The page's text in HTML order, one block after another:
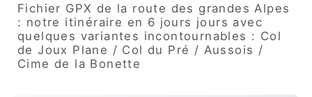
Fichier GPX de la route des grandes Alpes
: notre itinéraire en 6 jours jours avec
quelques variantes incontournables : Col
de Joux Plane / Col du Pré / Aussois /
Cime de la Bonette